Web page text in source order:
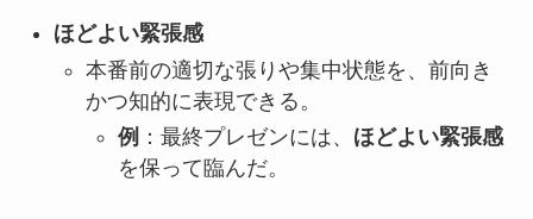
ほどよい緊張感
本番前の適切な張りや集中状態を、前向き
かつ知的に表現できる。
例 ：最終プレゼンには、 ほどよい緊張感
を保って臨んだ。